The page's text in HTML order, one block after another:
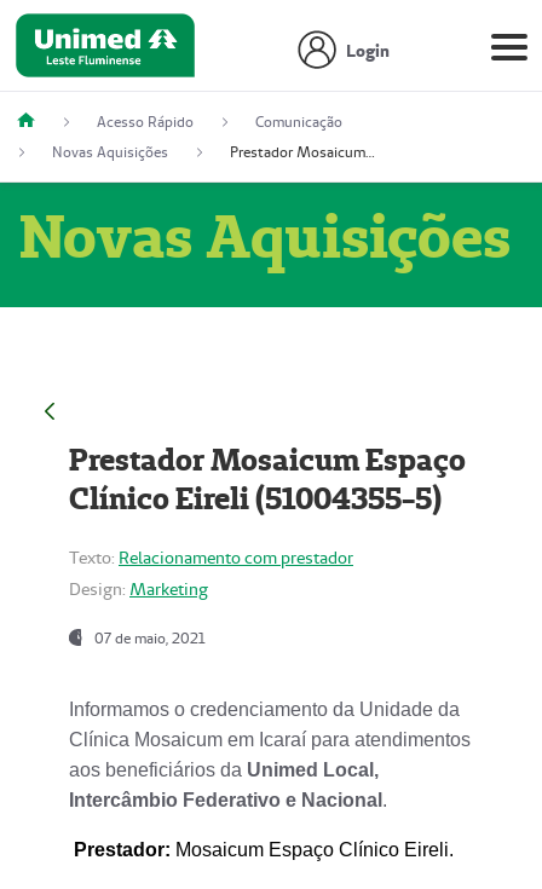
Login
Acesso Rápido
Comunicação
Novas Aquisições
Prestador Mosaicum Espaço Clínico Eireli (51004355-5)
Novas Aquisições
Prestador Mosaicum Espaço
Clínico Eireli (51004355-5)
Texto: Relacionamento com prestador
Design: Marketing
07 de maio, 2021
Informamos o credenciamento da Unidade da
Clínica Mosaicum em Icaraí para atendimentos
aos beneficiários da Unimed Local,
Intercâmbio Federativo e Nacional .
Prestador: Mosaicum Espaço Clínico Eireli.